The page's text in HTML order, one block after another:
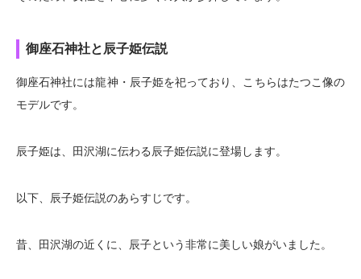
御座石神社と辰子姫伝説
御座石神社には龍神・辰子姫を祀っており、こちらはたつこ像の
モデルです。
辰子姫は、田沢湖に伝わる辰子姫伝説に登場します。
以下、辰子姫伝説のあらすじです。
昔、田沢湖の近くに、辰子という非常に美しい娘がいました。